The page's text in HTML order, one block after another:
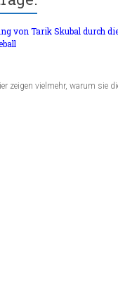
von Tarik Skubal durch
zeigen vielmehr, warum sie